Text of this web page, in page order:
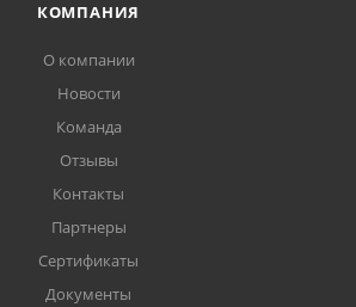
КОМПАНИЯ
О компании
Новости
Команда
Отзывы
Контакты
Партнеры
Сертификаты
Документы